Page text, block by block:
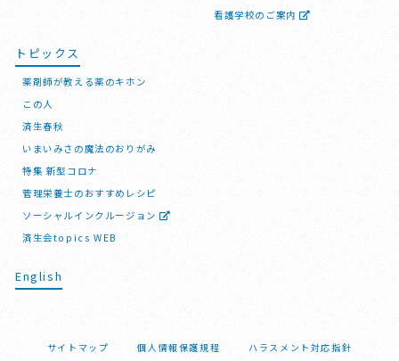
看護学校のご案内
トピックス
薬剤師が教える薬のキホン
この人
済生春秋
いまいみさの魔法のおりがみ
特集 新型コロナ
管理栄養士のおすすめレシピ
ソーシャルインクルージョン
済生会topics WEB
English
サイトマップ 個人情報保護規程 ハラスメント対応指針